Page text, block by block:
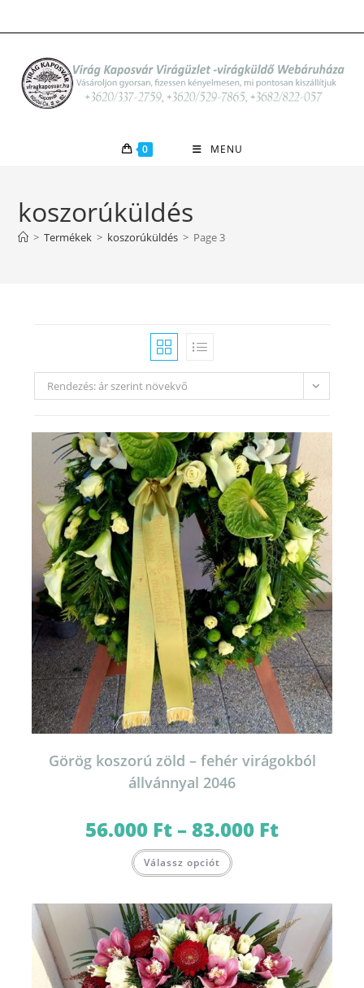
to
0 MENU
koszorúküldés
> Termékek > koszorúküldés > Page 3
Rendezés: ár szerint növekvő
Görög koszorú zöld – fehér virágokból
állvánnyal 2046
56.000 Ft–83.000 Ft56.000 Ft
Válassz opciót a
van.
A
változatok
a
termékoldalon
választhatók
ki